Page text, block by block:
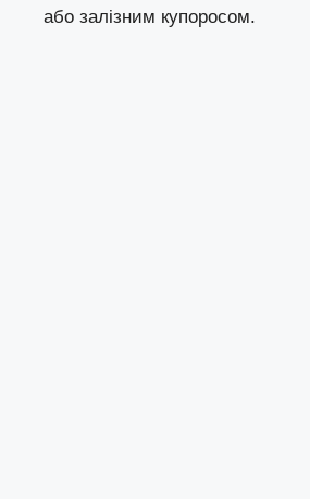
або залізним купоросом.